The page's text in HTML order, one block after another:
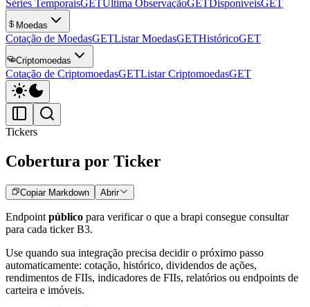
Séries TemporaisGETÚltima ObservaçãoGET DisponíveisGET
Moedas
Cotação de MoedasGETListar MoedasGETHistóricoGET
Criptomoedas
Cotação de CriptomoedasGETListar CriptomoedasGET
Tickers
Cobertura por Ticker
Copiar Markdown Abrir
Endpointpúblico para verificar o que a brapi consegue consultar
para cada ticker B3.
Use quando sua integração precisa decidir o próximo passo
automaticamente: cotação, histórico, dividendos de ações,
rendimentos de FIIs, indicadores de FIIs, relatórios ou endpoints de
carteira e imóveis.